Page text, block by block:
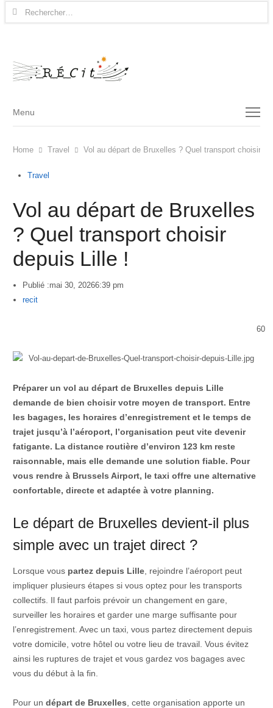
Rechercher :
Menu
Menu
Home Travel Vol au départ de Bruxelles ? Quel transport choisir
Travel
Vol au départ de Bruxelles
? Quel transport choisir
depuis Lille !
Publié :mai 30, 20266:39 pm
Author
recit
60
Préparer un vol au départ de Bruxelles depuis Lille
demande de bien choisir votre moyen de transport. Entre
les bagages, les horaires d’enregistrement et le temps de
trajet jusqu’à l’aéroport, l’organisation peut vite devenir
fatigante. La distance routière d’environ 123 km reste
raisonnable, mais elle demande une solution fiable. Pour
vous rendre à Brussels Airport, le taxi offre une alternative
confortable, directe et adaptée à votre planning.
Le départ de Bruxelles devient-il plus
simple avec un trajet direct ?
Lorsque vous partez depuis Lille, rejoindre l’aéroport peut
impliquer plusieurs étapes si vous optez pour les transports
collectifs. Il faut parfois prévoir un changement en gare,
surveiller les horaires et garder une marge suffisante pour
l’enregistrement. Avec un taxi, vous partez directement depuis
votre domicile, votre hôtel ou votre lieu de travail. Vous évitez
ainsi les ruptures de trajet et vous gardez vos bagages avec
vous du début à la fin.
Pour un départ de Bruxelles , cette organisation apporte un